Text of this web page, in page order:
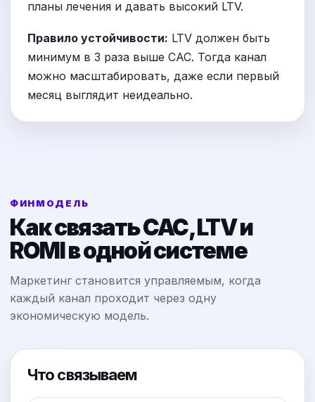
планы лечения и давать высокий LTV.
Правило устойчивости: LTV должен быть
минимум в 3 раза выше CAC. Тогда канал
можно масштабировать, даже если первый
месяц выглядит неидеально.
ФИНМОДЕЛЬ
Как связать CAC, LTV и
ROMI в одной системе
Маркетинг становится управляемым, когда
каждый канал проходит через одну
экономическую модель.
Что связываем